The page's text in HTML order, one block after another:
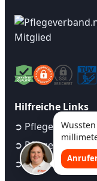
Hilfreiche Links
➲ Pflegegrad
➲ Pflegegrad
➲ Bayernlifte